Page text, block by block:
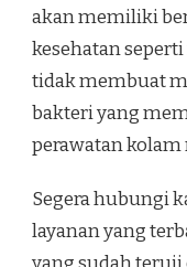
akan memiliki
kesehatan
tidak membuat
bakteri yang
perawatan kolam
Segera hubungi
layanan yang